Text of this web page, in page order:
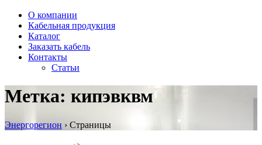
О компании
Кабельная продукция
Каталог
Заказать кабель
Контакты
Статьи
Метка: кипэвквм
Энергорегион › Страницы